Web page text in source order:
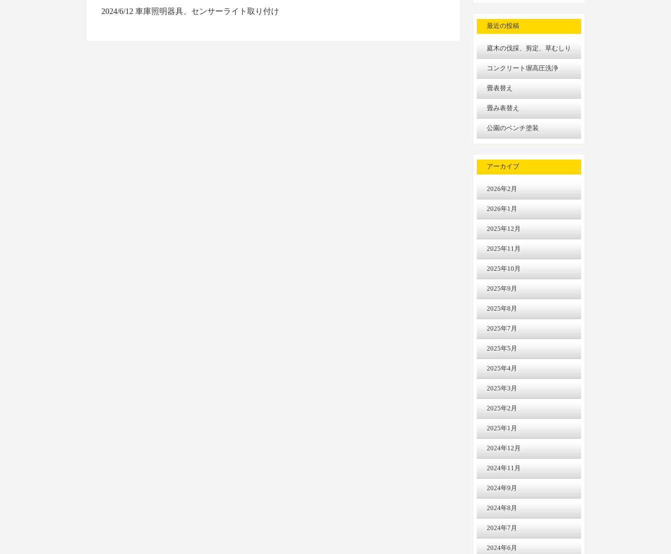
2024/6/12 車庫照明器具、センサーライト取り付け
最近の投稿
庭木の伐採、剪定、草むしり
コンクリート塀高圧洗浄
畳表替え
畳み表替え
公園のベンチ塗装
アーカイブ
2026年2月
2026年1月
2025年12月
2025年11月
2025年10月
2025年9月
2025年8月
2025年7月
2025年5月
2025年4月
2025年3月
2025年2月
2025年1月
2024年12月
2024年11月
2024年9月
2024年8月
2024年7月
2024年6月